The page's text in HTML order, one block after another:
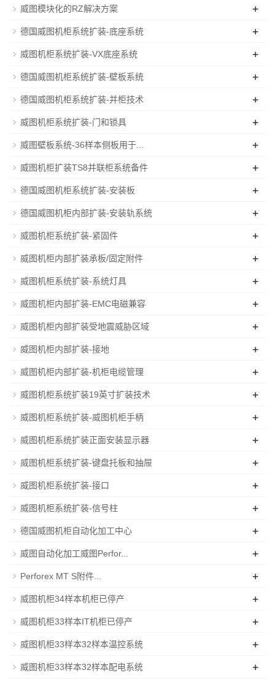
威图模块化的RZ解决方案 +
德国威图机柜系统扩装-底座系统 +
威图机柜系统扩装-VX底座系统 +
德国威图机柜系统扩装-壁板系统 +
德国威图机柜系统扩装-并柜技术 +
威图机柜系统扩装-门和锁具 +
威图壁板系统-36样本侧板用于... +
威图机柜扩装TS8并联柜系统备件 +
德国威图机柜系统扩装-安装板 +
德国威图机柜内部扩装-安装轨系统 +
威图机柜系统扩装-紧固件 +
威图机柜内部扩装承板/固定附件 +
威图机柜系统扩装-系统灯具 +
威图机柜内部扩装-EMC电磁兼容 +
威图机柜内部扩装受地震威胁区域 +
威图机柜内部扩装-接地 +
威图机柜内部扩装-机柜电缆管理 +
威图机柜系统扩装19英寸扩装技术 +
威图机柜系统扩装-威图机柜手柄 +
威图机柜系统扩装正面安装显示器 +
威图机柜系统扩装-键盘托板和抽屉 +
威图机柜系统扩装-接口 +
威图机柜系统扩装-信号柱 +
德国威图机柜自动化加工中心 +
威图自动化加工威图Perfor... +
Perforex MT S附件... +
威图机柜34样本机柜已停产 +
威图机柜33样本IT机柜已停产 +
威图机柜33样本32样本温控系统 +
威图机柜33样本32样本配电系统 +